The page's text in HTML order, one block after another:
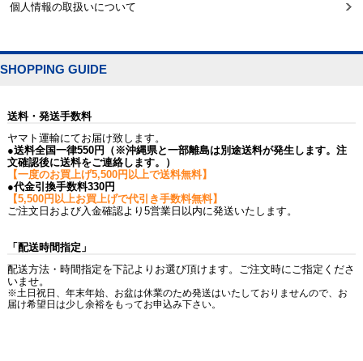
個人情報の取扱いについて
SHOPPING GUIDE
送料・発送手数料
ヤマト運輸にてお届け致します。
●送料全国一律550円（※沖縄県と一部離島は別途送料が発生します。注
文確認後に送料をご連絡します。）
【一度のお買上げ5,500円以上で送料無料】
●代金引換手数料330円
【5,500円以上お買上げで代引き手数料無料】
ご注文日および入金確認より5営業日以内に発送いたします。
「配送時間指定」
配送方法・時間指定を下記よりお選び頂けます。ご注文時にご指定くださ
いませ。
※土日祝日、年末年始、お盆は休業のため発送はいたしておりませんので、お
届け希望日は少し余裕をもってお申込み下さい。